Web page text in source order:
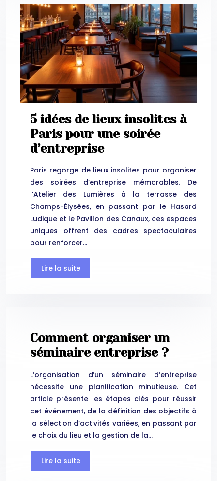
5 idées de lieux insolites à
Paris pour une soirée
d’entreprise
Paris regorge de lieux insolites pour organiser
des soirées d’entreprise mémorables. De
l’Atelier des Lumières à la terrasse des
Champs-Élysées, en passant par le Hasard
Ludique et le Pavillon des Canaux, ces espaces
uniques offrent des cadres spectaculaires
pour renforcer…
Lire la suite
Comment organiser un
séminaire entreprise ?
L’organisation d’un séminaire d’entreprise
nécessite une planification minutieuse. Cet
article présente les étapes clés pour réussir
cet événement, de la définition des objectifs à
la sélection d’activités variées, en passant par
le choix du lieu et la gestion de la…
Lire la suite